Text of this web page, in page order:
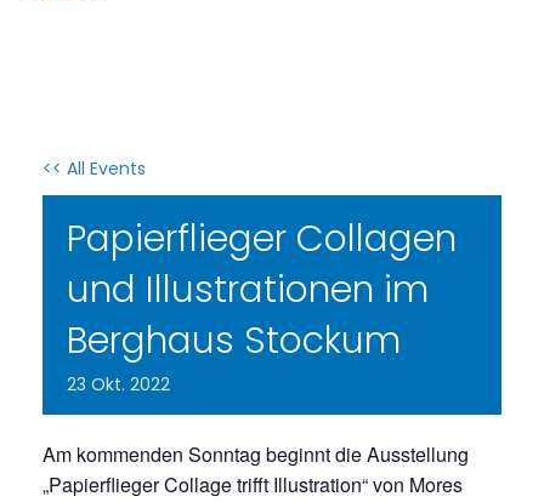
<< All Events
Papierflieger Collagen
und Illustrationen im
Berghaus Stockum
23 Okt. 2022
Am kommenden Sonntag beginnt die Ausstellung
„Papierflieger Collage trifft Illustration“ von Mores